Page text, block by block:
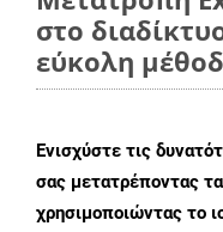
στο
εύκολη
Ενισχύστε τις
σας μετατρέποντας
χρησιμοποιώντας το